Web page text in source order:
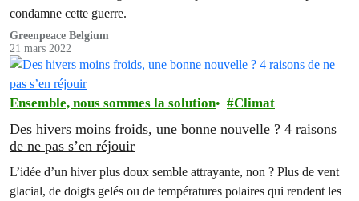
condamne cette guerre.
Greenpeace Belgium
21 mars 2022
Ensemble, nous sommes la solution Climat
Des hivers moins froids, une bonne nouvelle ? 4 raisons
de ne pas s’en réjouir
L’idée d’un hiver plus doux semble attrayante, non ? Plus de vent
glacial, de doigts gelés ou de températures polaires qui rendent les